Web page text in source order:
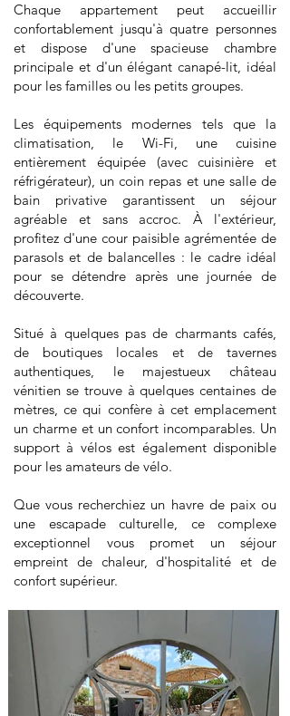
Chaque appartement peut accueillir
confortablement jusqu'à quatre personnes
et dispose d'une spacieuse chambre
principale et d'un élégant canapé-lit, idéal
pour les familles ou les petits groupes.
Les équipements modernes tels que la
climatisation, le Wi-Fi, une cuisine
entièrement équipée (avec cuisinière et
réfrigérateur), un coin repas et une salle de
bain privative garantissent un séjour
agréable et sans accroc. À l'extérieur,
profitez d'une cour paisible agrémentée de
parasols et de balancelles : le cadre idéal
pour se détendre après une journée de
découverte.
Situé à quelques pas de charmants cafés,
de boutiques locales et de tavernes
authentiques, le majestueux château
vénitien se trouve à quelques centaines de
mètres, ce qui confère à cet emplacement
un charme et un confort incomparables. Un
support à vélos est également disponible
pour les amateurs de vélo.
Que vous recherchiez un havre de paix ou
une escapade culturelle, ce complexe
exceptionnel vous promet un séjour
empreint de chaleur, d'hospitalité et de
confort supérieur.